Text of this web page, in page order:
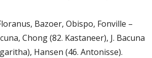
Bazoer, Obispo, Fonville –
Chong (82. Kastaneer), J. Bacuna
Hansen (46. Antonisse).